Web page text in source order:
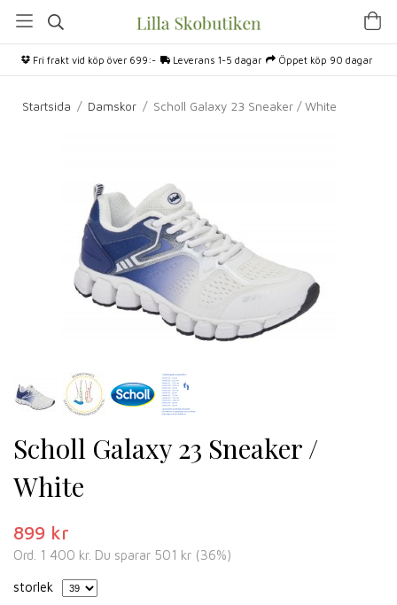
Fri frakt vid köp över 699:- Leverans 1-5 dagar Öppet köp 90 dagar
Startsida / Damskor / Scholl Galaxy 23 Sneaker / White
Scholl Galaxy 23 Sneaker /
White
899 kr
Ord. 1 400 kr. Du sparar 501 kr (36%)
storlek